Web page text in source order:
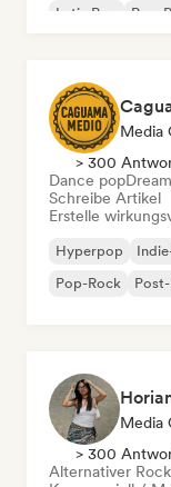
Latin Pop
Pop-
Media
> 300
Dance pop
Schreibe Artikel
Erstelle
Hyperpop
Pop-Rock
> 300
Alternativer Rock